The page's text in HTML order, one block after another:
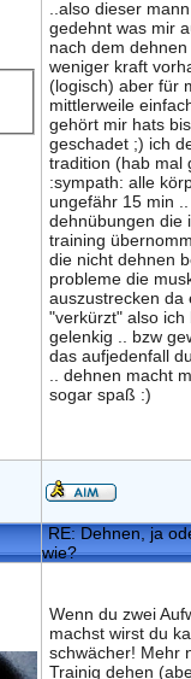
..also dieser
gedehnt was mir
nach dem
weniger kraft
(logisch) aber für
mittlerweile
gehört mir hats
geschadet ;) ich
tradition (hab mal
:sympath: alle
ungefähr 15 min
dehnübungen die
training
die nicht dehnen
probleme die
auszustrecken da
"verkürzt" also ich
gelenkig .. bzw
das aufjedenfall
.. dehnen macht
sogar spaß :)
RE: Dehnen, ja
wie?
Wenn du zwei
machst wirst du
schwächer! Mehr
Trainig dehen